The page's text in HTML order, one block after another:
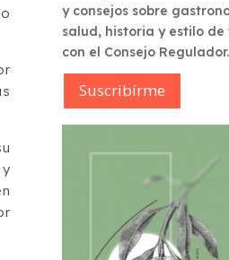
y consejos sobre
salud, historia y estilo de
con el Consejo Regulador.
Suscribírme